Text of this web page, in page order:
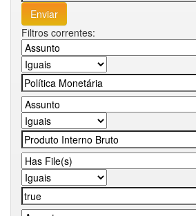
Filtros correntes: